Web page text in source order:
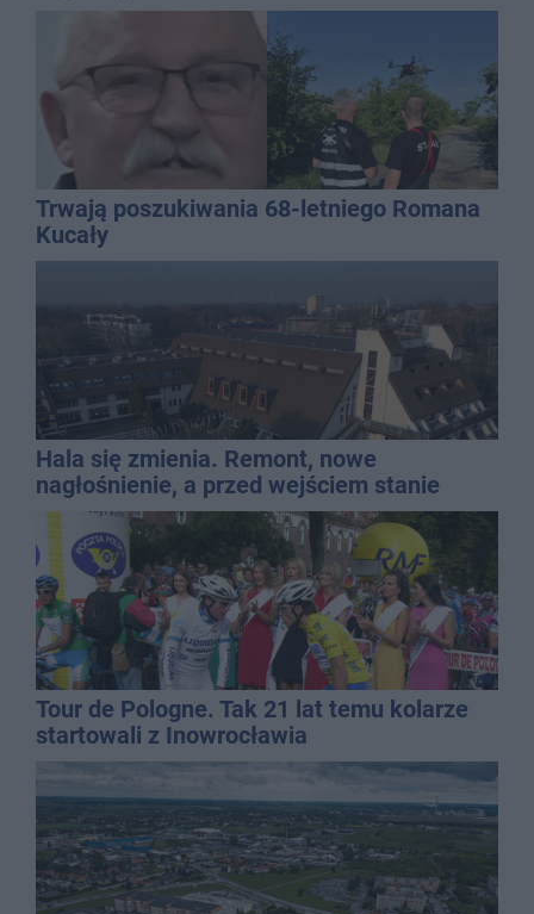
Trwają poszukiwania 68-letniego Romana
Kucały
Hala się zmienia. Remont, nowe
nagłośnienie, a przed wejściem stanie
QEMETICA ARENA
Tour de Pologne. Tak 21 lat temu kolarze
startowali z Inowrocławia